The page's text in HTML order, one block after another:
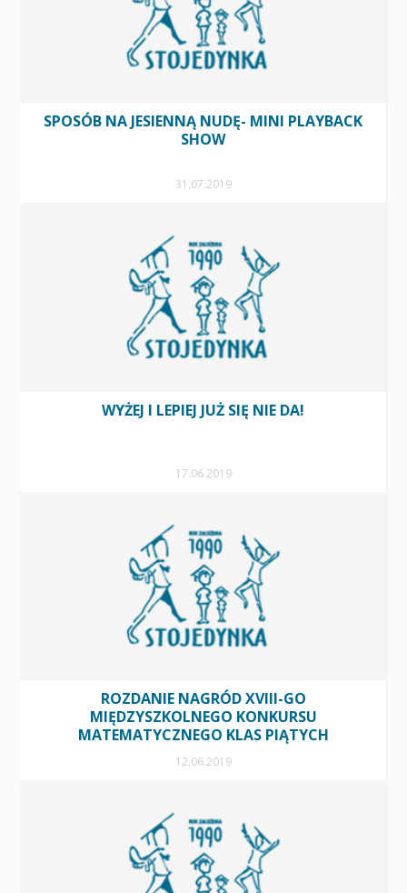
SPOSÓB NA JESIENNĄ NUDĘ- MINI PLAYBACK
SHOW
31.07.2019
WYŻEJ I LEPIEJ JUŻ SIĘ NIE DA!
17.06.2019
ROZDANIE NAGRÓD XVIII-GO
MIĘDZYSZKOLNEGO KONKURSU
MATEMATYCZNEGO KLAS PIĄTYCH
12.06.2019